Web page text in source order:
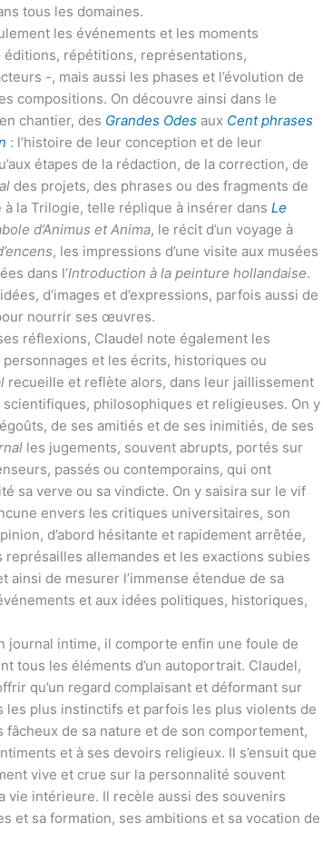
tous les domaines.
les événements et les moments
répétitions, représentations,
-, mais aussi les phases et l’évolution de
compositions. On découvre ainsi dans le
chantier, des Grandes Odes aux Cent phrases
: l’histoire de leur conception et de leur
étapes de la rédaction, de la correction, de
des projets, des phrases ou des fragments de
la Trilogie, telle réplique à insérer dans Le
d’Animus et Anima, le récit d’un voyage à
, les impressions d’une visite aux musées
dans l’Introduction à la peinture hollandaise.
d’images et d’expressions, parfois aussi de
nourrir ses œuvres.
réflexions, Claudel note également les
et les écrits, historiques ou
recueille et reflète alors, dans leur jaillissement
philosophiques et religieuses. On y
de ses amitiés et de ses inimitiés, de ses
les jugements, souvent abrupts, portés sur
passés ou contemporains, qui ont
sa verve ou sa vindicte. On y saisira sur le vif
envers les critiques universitaires, son
d’abord hésitante et rapidement arrêtée,
allemandes et les exactions subies
ainsi de mesurer l’immense étendue de sa
et aux idées politiques, historiques,
journal intime, il comporte enfin une foule de
tous les éléments d’un autoportrait. Claudel,
qu’un regard complaisant et déformant sur
plus instinctifs et parfois les plus violents de
de sa nature et de son comportement,
et à ses devoirs religieux. Il s’ensuit que
vive et crue sur la personnalité souvent
vie intérieure. Il recèle aussi des souvenirs
et sa formation, ses ambitions et sa vocation de